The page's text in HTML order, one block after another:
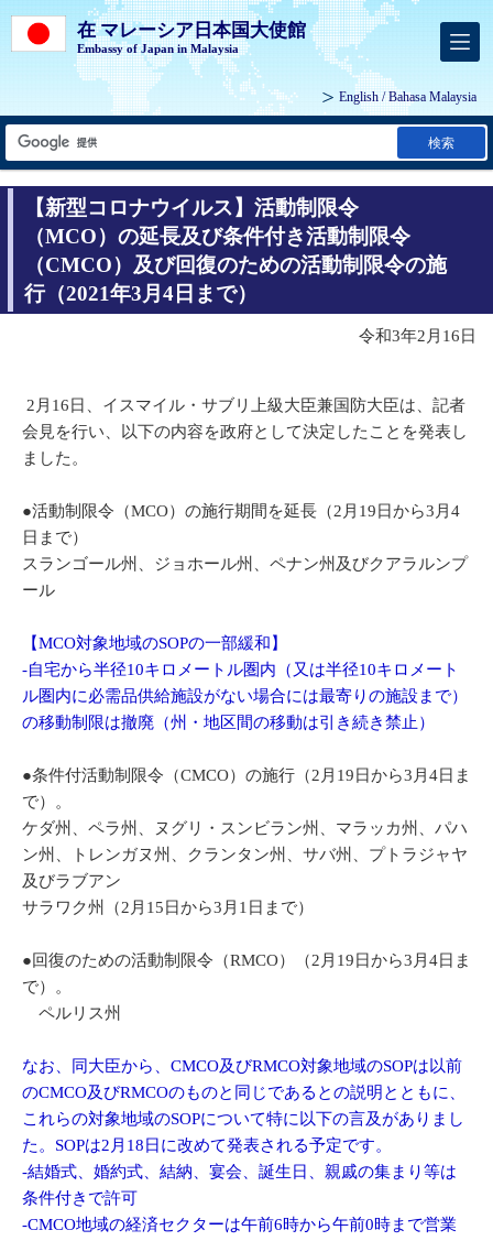
在 マレーシア日本国大使館
Embassy of Japan in Malaysia
English/Bahasa Malaysia
検索
【新型コロナウイルス】活動制限令
（MCO）の延長及び条件付き活動制限令
（CMCO）及び回復のための活動制限令の施
行（2021年3月4日まで）
令和3年2月16日
2月16日、イスマイル・サブリ上級大臣兼国防大臣は、記者
会見を行い、以下の内容を政府として決定したことを発表し
ました。
●活動制限令（MCO）の施行期間を延長（2月19日から3月4
日まで）
スランゴール州、ジョホール州、ペナン州及びクアラルンプ
ール
【MCO対象地域のSOPの一部緩和】
-自宅から半径10キロメートル圏内（又は半径10キロメート
ル圏内に必需品供給施設がない場合には最寄りの施設まで）
の移動制限は撤廃（州・地区間の移動は引き続き禁止）
●条件付活動制限令（CMCO）の施行（2月19日から3月4日ま
で）。
ケダ州、ペラ州、ヌグリ・スンビラン州、マラッカ州、パハ
ン州、トレンガヌ州、クランタン州、サバ州、プトラジャヤ
及びラブアン
サラワク州（2月15日から3月1日まで）
●回復のための活動制限令（RMCO）（2月19日から3月4日ま
で）。
ペルリス州
なお、同大臣から、CMCO及びRMCO対象地域のSOPは以前
のCMCO及びRMCOのものと同じであるとの説明とともに、
これらの対象地域のSOPについて特に以下の言及がありまし
た。SOPは2月18日に改めて発表される予定です。
-結婚式、婚約式、結納、宴会、誕生日、親戚の集まり等は
条件付きで許可
-CMCO地域の経済セクターは午前6時から午前0時まで営業